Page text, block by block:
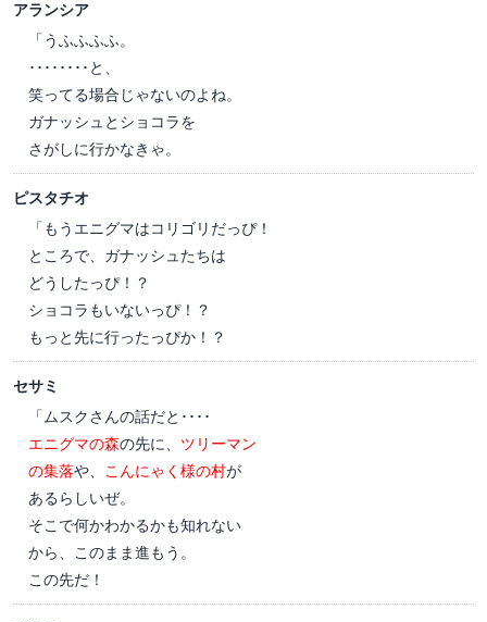
アランシア
「うふふふふ。
････････と、
笑ってる場合じゃないのよね。
ガナッシュとショコラを
さがしに行かなきゃ。
ピスタチオ
「もうエニグマはコリゴリだっぴ！
ところで、ガナッシュたちは
どうしたっぴ！？
ショコラもいないっぴ！？
もっと先に行ったっぴか！？
セサミ
「ムスクさんの話だと････
エニグマの森の先に、 ツリーマン
の集落や、 こんにゃく様の村が
あるらしいぜ。
そこで何かわかるかも知れない
から、このまま進もう。
この先だ！